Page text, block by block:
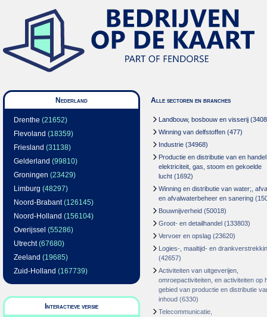
Nederland
Drenthe (21652)
Flevoland (18359)
Friesland (31138)
Gelderland (99810)
Groningen (23429)
Limburg (48297)
Noord-Brabant(126145)
Noord-Holland (156104)
Overijssel (55286)
Utrecht(67680)
Zeeland (19685)
Zuid-Holland (167739)
Interactieve versie
Alle sectoren en branches
Landbouw, bosbouw en visserij
Winning van delfstoffen (477)
Industrie (34968)
Productie en distributie van en
elektriciteit, gas, stoom en gekoelde
lucht (1692)
Winning en distributie van water;,
en afvalwaterbeheer en sanering
Bouwnijverheid (50018)
Groot- en detailhandel (133803)
Vervoer en opslag (23620)
Logies-, maaltijd- en
(42657)
Activiteiten van uitgeverijen,
omroepactiviteiten, en activiteiten op
gebied van productie en distributie
inhoud (6330)
Telecommunicatie,